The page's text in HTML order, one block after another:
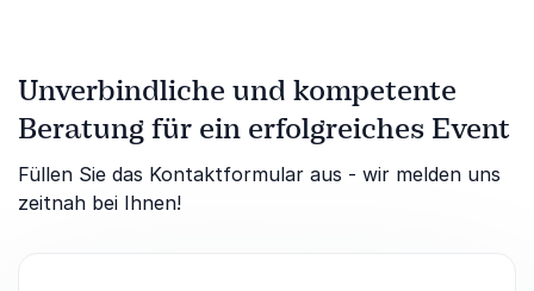
Unverbindliche und kompetente
Beratung für ein erfolgreiches Event
Füllen Sie das Kontaktformular aus - wir melden uns
zeitnah bei Ihnen!